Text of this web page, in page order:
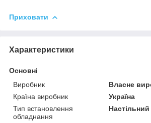
Приховати
Характеристики
Основні
Виробник
Власне
Країна виробник
Україна
Тип встановлення
обладнання
Настільний